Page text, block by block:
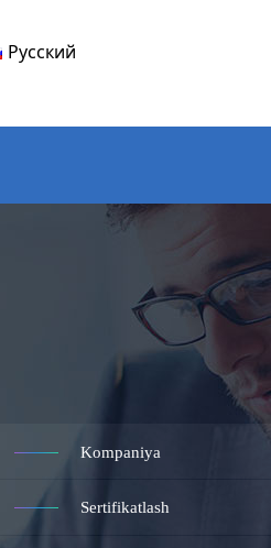
Русский
Kompaniya
Sertifikatlash